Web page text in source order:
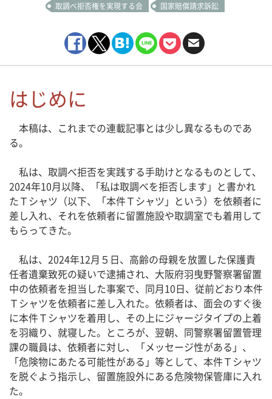
取調べ拒否権を実現する会
国家賠償請求訴訟
はじめに
本稿は、これまでの連載記事とは少し異なるものであ
る。
私は、取調べ拒否を実践する手助けとなるものとして、
2024年10月以降、「私は取調べを拒否します」と書かれ
たＴシャツ（以下、「本件Ｔシャツ」という）を依頼者に
差し入れ、それを依頼者に留置施設や取調室でも着用して
もらってきた。
私は、2024年12月５日、高齢の母親を放置した保護責
任者遺棄致死の疑いで逮捕され、大阪府羽曳野警察署留置
中の依頼者を担当した事案で、同月10日、従前どおり本件
Ｔシャツを依頼者に差し入れた。依頼者は、面会のすぐ後
に本件Ｔシャツを着用し、その上にジャージタイプの上着
を羽織り、就寝した。ところが、翌朝、同警察署留置管理
課の職員は、依頼者に対し、「メッセージ性がある」、
「危険物にあたる可能性がある」等として、本件Ｔシャツ
を脱ぐよう指示し、留置施設外にある危険物保管庫に入れ
た。